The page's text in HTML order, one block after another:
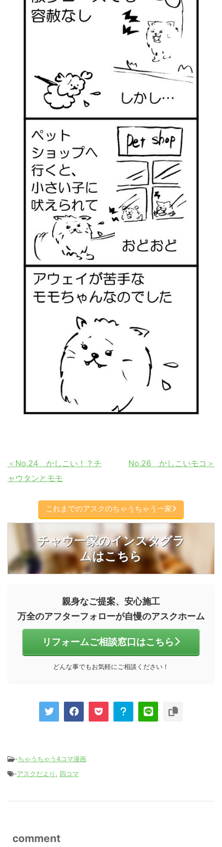
＜No.24 かしこい！？チ
ャウタンとモモ
No.26 かしこいモコ＞
これまでのアスクのちゃうちゃう一家
チャウ一家のインスタグラ
ムはこちら
親身なご提案、安心施工
万全のアフターフォローが自慢のアスクホーム
リフォームご相談窓口はこちら
どんな事でもお気軽にご相談ください！
-ちゃうちゃう4コマ漫画
-アスクだより , 四コマ
comment